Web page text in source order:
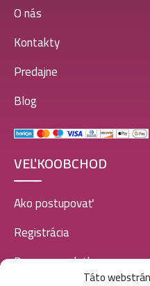
Táto
O nás
Kontakty
Predajne
Blog
VEĽKOOBCHOD
Ako postupovať
Registrácia
Doprava a platba